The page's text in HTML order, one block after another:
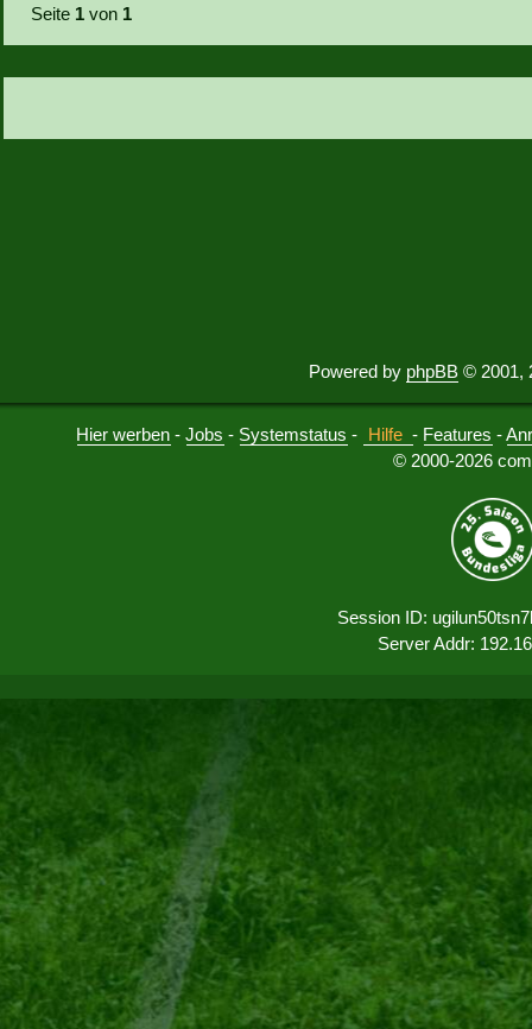
Seite 1 von 1
Powered by phpBB © 2001,
Hier werben -Jobs - Systemstatus - Hilfe - Features -
© 2000-2026
Session ID:
Server Addr: